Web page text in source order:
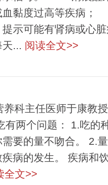
血黏度过高等疾病
提示可能有肾病或
... 阅读全文>>
科主任医师于康教
有两个问题： 1.吃的
要的量不吻合。 2.
疾病的发生。 疾病和
全文>>